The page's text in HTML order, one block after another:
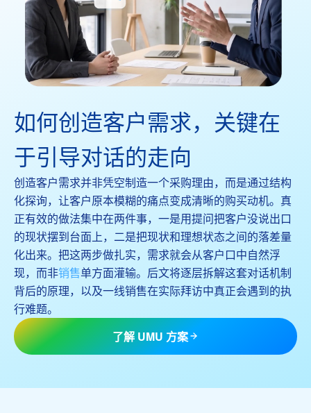
如何创造客户需求，关键在
于引导对话的走向
创造客户需求并非凭空制造一个采购理由，而是通过结构
化探询，让客户原本模糊的痛点变成清晰的购买动机。真
正有效的做法集中在两件事，一是用提问把客户没说出口
的现状摆到台面上，二是把现状和理想状态之间的落差量
化出来。把这两步做扎实，需求就会从客户口中自然浮
现，而非销售单方面灌输。后文将逐层拆解这套对话机制
背后的原理，以及一线销售在实际拜访中真正会遇到的执
行难题。
了解 UMU 方案